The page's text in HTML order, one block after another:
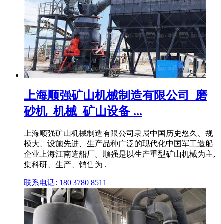
上海顺强矿山机械制造有限公司_磨
砂机_机械_矿山设备 ...
上海顺强矿山机械制造有限公司隶属中国历史悠久、规
模大、设施先进、生产品种广泛的现代化中国军工造船
企业上海江南造船厂。顺强是以生产重型矿山机械为主,
集科研、生产、销售为 .
联系电话: 180 3780 8511